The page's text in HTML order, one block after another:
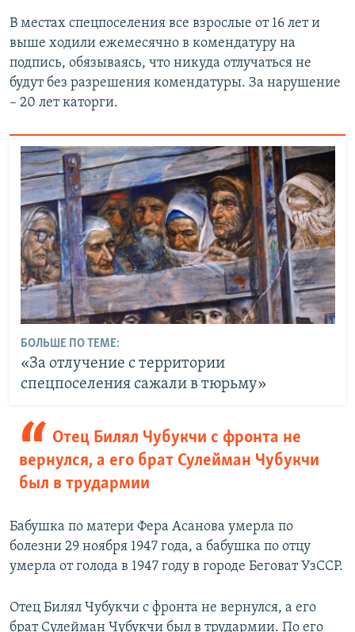
В местах спецпоселения все взрослые от 16 лет и
выше ходили ежемесячно в комендатуру на
подпись, обязываясь, что никуда отлучаться не
будут без разрешения комендатуры. За нарушение
– 20 лет каторги.
БОЛЬШЕ ПО ТЕМЕ:
«За отлучение с территории
спецпоселения сажали в тюрьму»
Отец Билял Чубукчи с фронта не
вернулся, а его брат Сулейман Чубукчи
был в трудармии
Бабушка по матери Фера Асанова умерла по
болезни 29 ноября 1947 года, а бабушка по отцу
умерла от голода в 1947 году в городе Беговат УзССР.
Отец Билял Чубукчи с фронта не вернулся, а его
брат Сулейман Чубукчи был в трудармии. По его